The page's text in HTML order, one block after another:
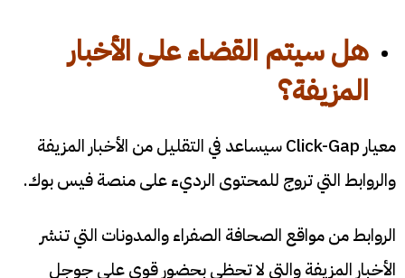
هل سيتم القضاء على الأخبار
المزيفة؟
معيار Click-Gap سيساعد في التقليل من الأخبار المزيفة
والروابط التي تروج للمحتوى الرديء على منصة فيس بوك.
الروابط من مواقع الصحافة الصفراء والمدونات التي تنشر
الأخبار المزيفة والتي لا تحظى بحضور قوي على جوجل